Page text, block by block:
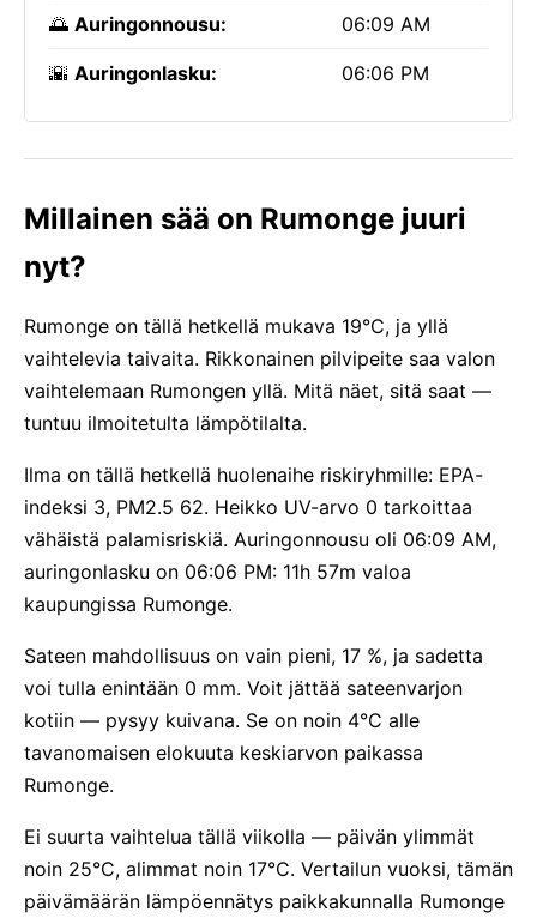
🌅 Auringonnousu: 06:09 AM
🌇 Auringonlasku: 06:06 PM
Millainen sää on Rumonge juuri
nyt?
Rumonge on tällä hetkellä mukava 19°C, ja yllä
vaihtelevia taivaita. Rikkonainen pilvipeite saa valon
vaihtelemaan Rumongen yllä. Mitä näet, sitä saat —
tuntuu ilmoitetulta lämpötilalta.
Ilma on tällä hetkellä huolenaihe riskiryhmille: EPA-
indeksi 3, PM2.5 62. Heikko UV-arvo 0 tarkoittaa
vähäistä palamisriskiä. Auringonnousu oli 06:09 AM,
auringonlasku on 06:06 PM: 11h 57m valoa
kaupungissa Rumonge.
Sateen mahdollisuus on vain pieni, 17 %, ja sadetta
voi tulla enintään 0 mm. Voit jättää sateenvarjon
kotiin — pysyy kuivana. Se on noin 4°C alle
tavanomaisen elokuuta keskiarvon paikassa
Rumonge.
Ei suurta vaihtelua tällä viikolla — päivän ylimmät
noin 25°C, alimmat noin 17°C. Vertailun vuoksi, tämän
päivämäärän lämpöennätys paikkakunnalla Rumonge